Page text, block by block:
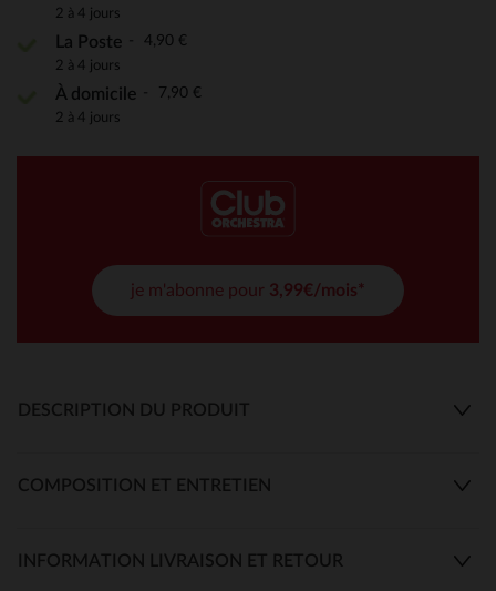
2 à 4 jours
La Poste 4,90 €
2 à 4 jours
À domicile 7,90 €
2 à 4 jours
je m'abonne pour 3,99€/mois*
DESCRIPTION DU PRODUIT
COMPOSITION ET ENTRETIEN
INFORMATION LIVRAISON ET RETOUR